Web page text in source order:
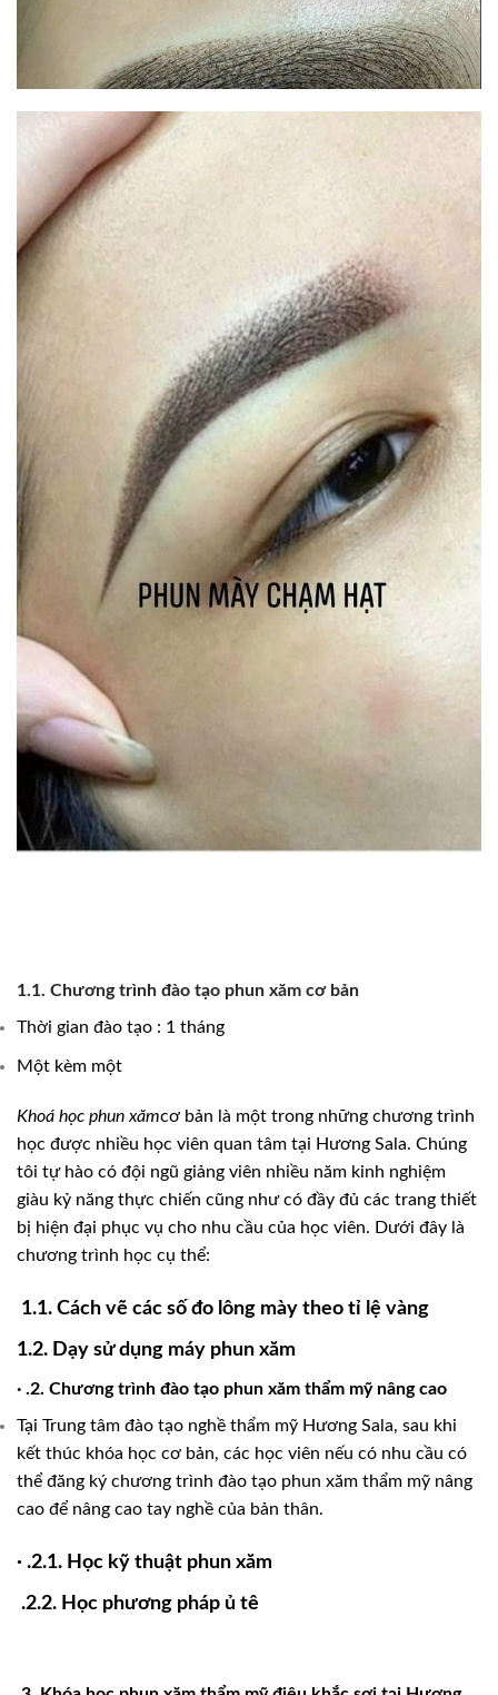
1.1. Chương trình đào tạo phun xăm cơ bản
Thời gian đào tạo : 1 tháng
Một kèm một
Khoá học phun xămcơ bản là một trong những chương trình
học được nhiều học viên quan tâm tại Hương Sala. Chúng
tôi tự hào có đội ngũ giảng viên nhiều năm kinh nghiệm
giàu kỷ năng thực chiến cũng như có đầy đủ các trang thiết
bị hiện đại phục vụ cho nhu cầu của học viên. Dưới đây là
chương trình học cụ thể:
1.1. Cách vẽ các số đo lông mày theo tỉ lệ vàng
1.2. Dạy sử dụng máy phun xăm
· .2. Chương trình đào tạo phun xăm thẩm mỹ nâng cao
Tại Trung tâm đào tạo nghề thẩm mỹ Hương Sala, sau khi
kết thúc khóa học cơ bản, các học viên nếu có nhu cầu có
thể đăng ký chương trình đào tạo phun xăm thẩm mỹ nâng
cao để nâng cao tay nghề của bản thân.
· .2.1. Học kỹ thuật phun xăm
.2.2. Học phương pháp ủ tê